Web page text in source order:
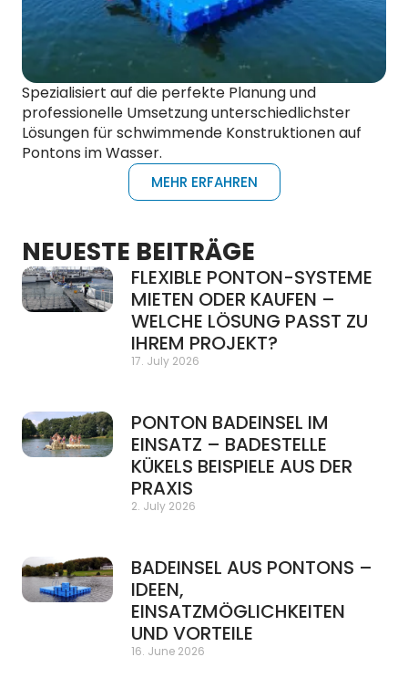
Spezialisiert auf die perfekte Planung und
professionelle Umsetzung unterschiedlichster
Lösungen für schwimmende Konstruktionen auf
Pontons im Wasser.
MEHR ERFAHREN
NEUESTE BEITRÄGE
FLEXIBLE PONTON-SYSTEME
MIETEN ODER KAUFEN –
WELCHE LÖSUNG PASST ZU
IHREM PROJEKT?
17. July 2026
PONTON BADEINSEL IM
EINSATZ – BADESTELLE
KÜKELS BEISPIELE AUS DER
PRAXIS
2. July 2026
BADEINSEL AUS PONTONS –
IDEEN,
EINSATZMÖGLICHKEITEN
UND VORTEILE
16. June 2026